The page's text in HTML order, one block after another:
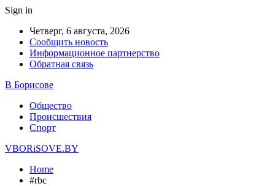
Sign in
Четверг, 6 августа, 2026
Сообщить новость
Информационное партнерство
Обратная связь
В Борисове
Общество
Происшествия
Спорт
VBORiSOVE.BY
Home
#rbc